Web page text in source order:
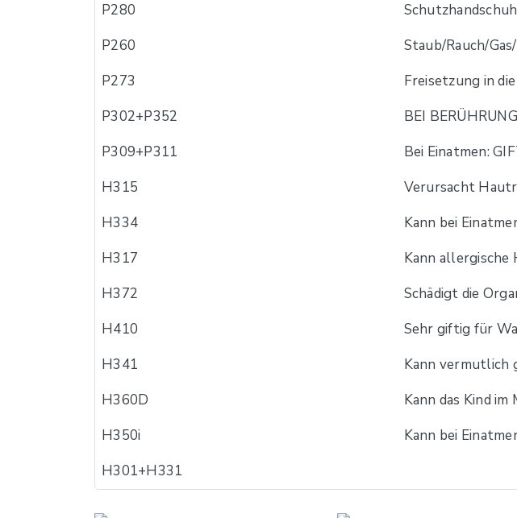
P280
P260
Staub/Rauch/
P273
Freisetzung in
P302+P352
BEI
P309+P311
Bei Einatmen:
H315
Verursacht
H334
Kann bei
H317
Kann allergische
H372
Schädigt die
H410
Sehr giftig für
H341
Kann vermutlich
H360D
Kann das Kind
H350i
Kann bei
H301+H331